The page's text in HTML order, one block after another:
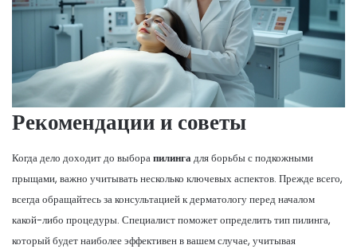
Рекомендации и советы
Когда дело доходит до выборапилингадля борьбы с подкожными
прыщами, важно учитывать несколько ключевых аспектов. Прежде всего,
всегда обращайтесь за консультацией к дерматологу перед началом
какой-либо процедуры. Специалист поможет определить тип пилинга,
который будет наиболее эффективен в вашем случае, учитывая